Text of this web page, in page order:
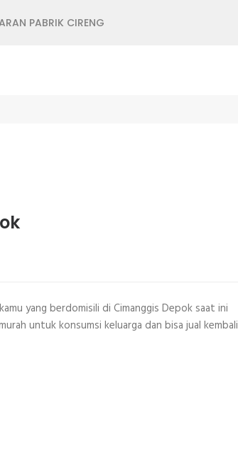
PABRIK CIRENG
yang berdomisili di Cimanggis Depok saat ini
untuk konsumsi keluarga dan bisa jual kembali